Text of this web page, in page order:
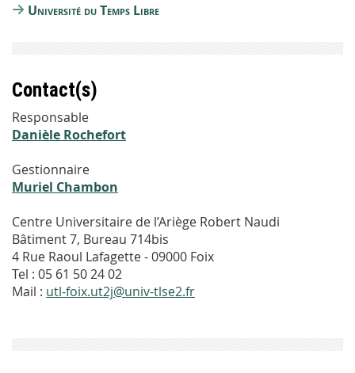
Université du Temps Libre
Contact(s)
Responsable
Danièle Rochefort
Gestionnaire
Muriel Chambon
Centre Universitaire de l’Ariège Robert Naudi
Bâtiment 7, Bureau 714bis
4 Rue Raoul Lafagette - 09000 Foix
Tel : 05 61 50 24 02
Mail : utl-foix.ut2j@univ-tlse2.fr